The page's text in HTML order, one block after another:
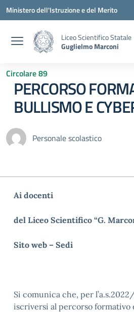
Vai ai contenuti
Vai al menu di navigazione
Vai al footer
Ministero dell'Istruzione e del Merito
Liceo Scientifico Statale
Guglielmo Marconi
Circolare 89
PERCORSO
BULLISMO E
Personale scolastico
Ai docenti
del Liceo Scientifico “G.
Sito web – Sedi
Si comunica che, per
iscriversi al percorso formativo